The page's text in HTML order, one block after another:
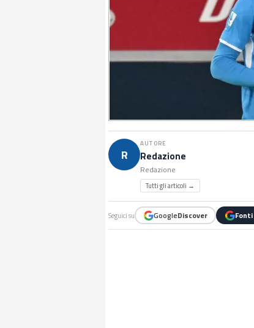
R
AUTORE
Redazione
Redazione
Tutti gli articoli →
Seguici su GoogleDiscover